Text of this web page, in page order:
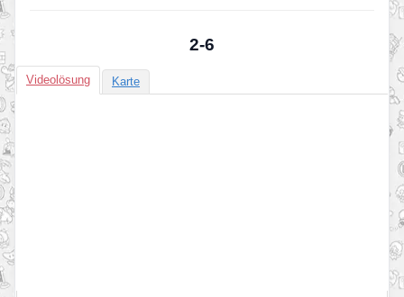
2-6
Videolösung Karte